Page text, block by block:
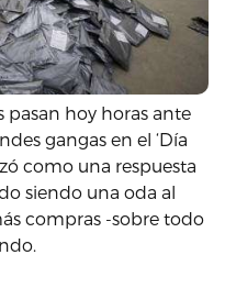
pasan hoy horas ante
gangas en el ‘Día
como una respuesta
siendo una oda al
compras -sobre todo